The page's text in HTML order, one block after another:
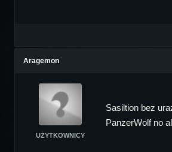
Aragemon
UŻYTKOWNICY
Sasiltion bez
PanzerWolf no